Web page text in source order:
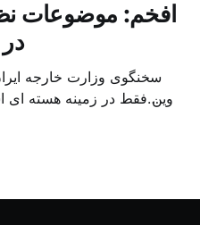
افخم: موضوعات
سخنگوی وزارت خارجه
وین فقط در زمینه هسته
مرضیه افخم سخنگوی وزارت